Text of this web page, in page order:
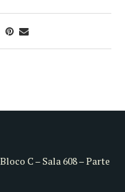
C – Sala 608 – Parte